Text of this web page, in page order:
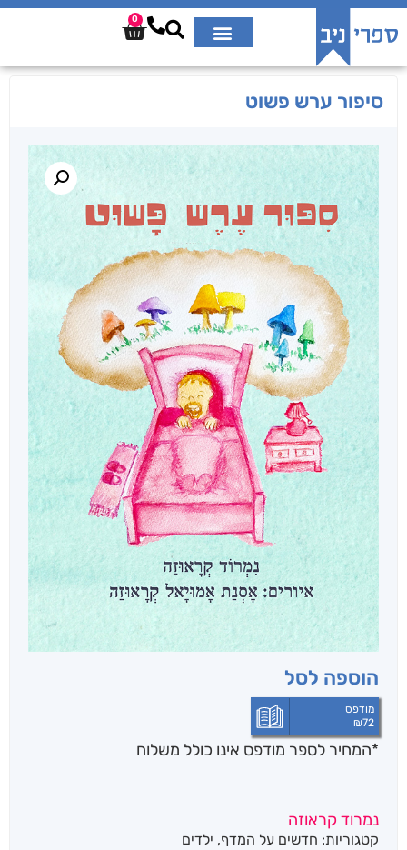
0
סיפור ערש פשוט
הוספה לסל
מודפס
₪72
*המחיר לספר מודפס אינו כולל משלוח
נמרוד קראוזה
קטגוריות: חדשים על המדף, ילדים